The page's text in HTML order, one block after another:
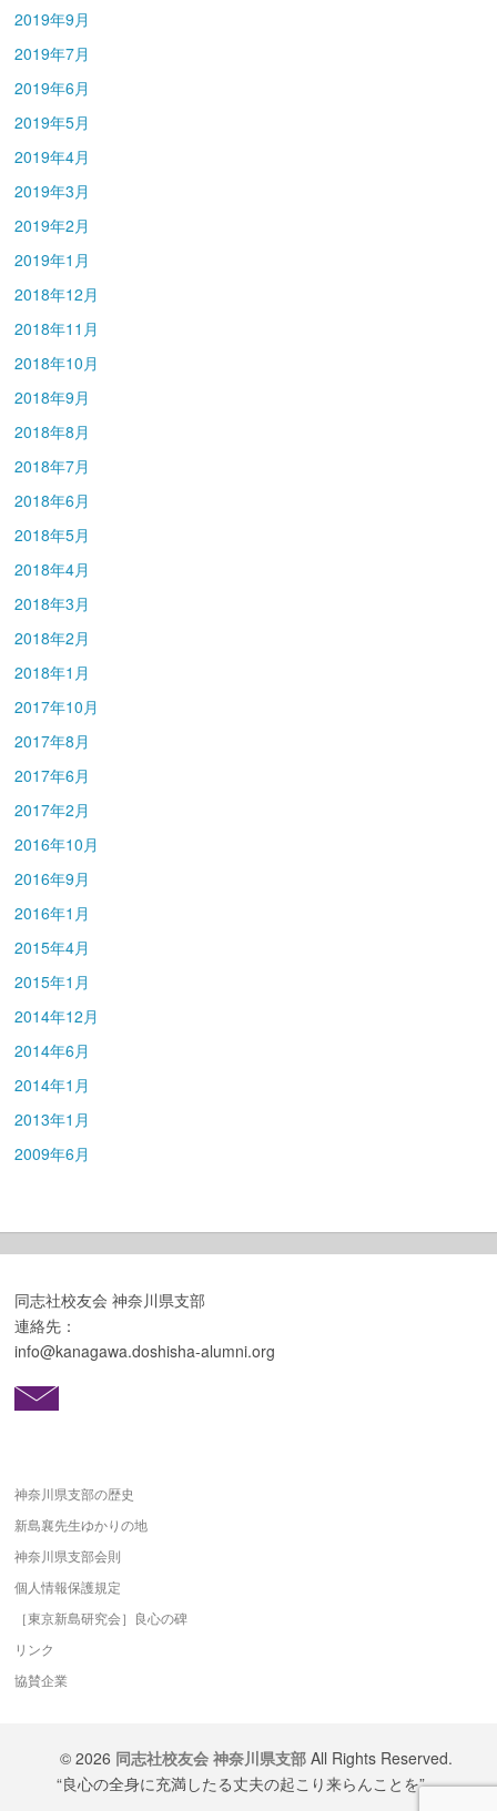
2019年9月
2019年7月
2019年6月
2019年5月
2019年4月
2019年3月
2019年2月
2019年1月
2018年12月
2018年11月
2018年10月
2018年9月
2018年8月
2018年7月
2018年6月
2018年5月
2018年4月
2018年3月
2018年2月
2018年1月
2017年10月
2017年8月
2017年6月
2017年2月
2016年10月
2016年9月
2016年1月
2015年4月
2015年1月
2014年12月
2014年6月
2014年1月
2013年1月
2009年6月
同志社校友会 神奈川県支部
連絡先：
info@kanagawa.doshisha-alumni.org
神奈川県支部の歴史
新島襄先生ゆかりの地
神奈川県支部会則
個人情報保護規定
［東京新島研究会］良心の碑
リンク
協賛企業
© 2026 同志社校友会 神奈川県支部All Rights Reserved.
“良心の全身に充満したる丈夫の起こり来らんことを”